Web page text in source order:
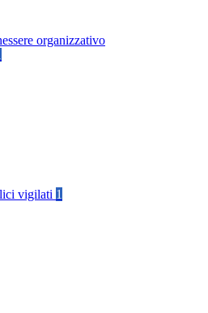
organizzativo
vigilati 1